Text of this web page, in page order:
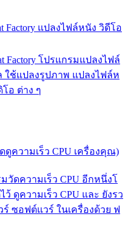
Factory แปลงไฟล์หนัง วิดีโอ
Factory โปรแกรมแปลงไฟล์
ใช้แปลงรูปภาพ แปลงไฟล์ห
โอ ต่าง ๆ
ดูความเร็ว CPU เครื่องคุณ)
วัดความเร็ว CPU อีกหนึ่งโ
ดูความเร็ว CPU และ ยังรว
ซอฟต์แวร์ ในเครื่องด้วย ฟ